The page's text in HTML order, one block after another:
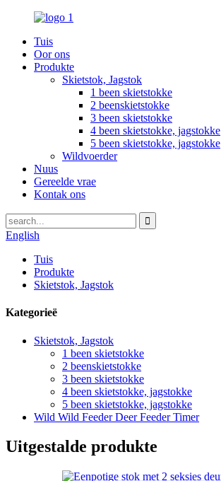
Tuis
Oor ons
Produkte
Skietstok, Jagstok
1 been skietstokke
2 beenskietstokke
3 been skietstokke
4 been skietstokke, jagstokke
5 been skietstokke, jagstokke
Wildvoerder
Nuus
Gereelde vrae
Kontak ons
English
Tuis
Produkte
Skietstok, Jagstok
Kategorieë
Skietstok, Jagstok
1 been skietstokke
2 beenskietstokke
3 been skietstokke
4 been skietstokke, jagstokke
5 been skietstokke, jagstokke
Wild Wild Feeder Deer Feeder Timer
Uitgestalde produkte